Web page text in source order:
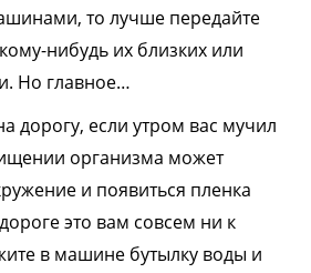
то лучше передайте
нибудь их близких или
Но главное…
дорогу, если утром вас мучил
организма может
и появиться пленка
это вам совсем ни к
в машине бутылку воды и